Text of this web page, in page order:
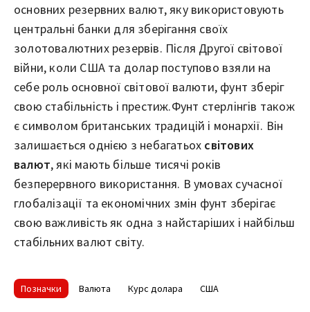
основних резервних валют, яку використовують
центральні банки для зберігання своїх
золотовалютних резервів. Після Другої світової
війни, коли США та долар поступово взяли на
себе роль основної світової валюти, фунт зберіг
свою стабільність і престиж.Фунт стерлінгів також
є символом британських традицій і монархії. Він
залишається однією з небагатьох світових
валют, які мають більше тисячі років
безперервного використання. В умовах сучасної
глобалізації та економічних змін фунт зберігає
свою важливість як одна з найстаріших і найбільш
стабільних валют світу.
Позначки Валюта Курс долара США